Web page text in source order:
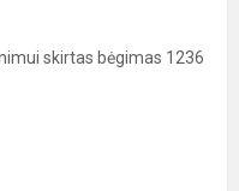
skirtas bėgimas 1236